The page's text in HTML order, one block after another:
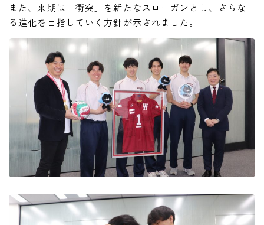
また、来期は「衝突」を新たなスローガンとし、さらな
る進化を目指していく方針が示されました。